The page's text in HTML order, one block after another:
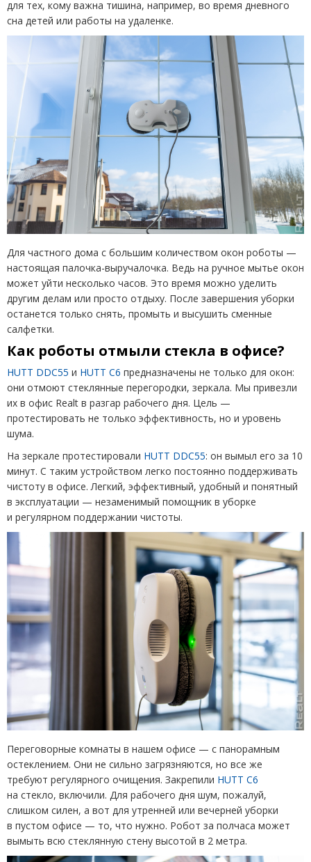
для тех, кому важна тишина, например, во время дневного
сна детей или работы на удаленке.
Для частного дома с большим количеством окон роботы —
настоящая палочка-выручалочка. Ведь на ручное мытье окон
может уйти несколько часов. Это время можно уделить
другим делам или просто отдыху. После завершения уборки
останется только снять, промыть и высушить сменные
салфетки.
Как роботы отмыли стекла в офисе?
HUTT DDC55 и HUTT C6 предназначены не только для окон:
они отмоют стеклянные перегородки, зеркала. Мы привезли
их в офис Realt в разгар рабочего дня. Цель —
протестировать не только эффективность, но и уровень
шума.
На зеркале протестировали HUTT DDC55: он вымыл его за 10
минут. С таким устройством легко постоянно поддерживать
чистоту в офисе. Легкий, эффективный, удобный и понятный
в эксплуатации — незаменимый помощник в уборке
и регулярном поддержании чистоты.
Переговорные комнаты в нашем офисе — с панорамным
остеклением. Они не сильно загрязняются, но все же
требуют регулярного очищения. Закрепили HUTT C6
на стекло, включили. Для рабочего дня шум, пожалуй,
слишком силен, а вот для утренней или вечерней уборки
в пустом офисе — то, что нужно. Робот за полчаса может
вымыть всю стеклянную стену высотой в 2 метра.